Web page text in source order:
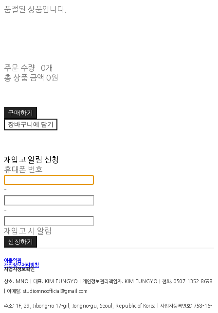
품절된 상품입니다.
주문 수량
0개
총 상품 금액 0원
구매하기
장바구니에 담기
재입고 알림 신청
휴대폰 번호
-
-
재입고 시 알림
신청하기
이용약관
개인정보처리방침
사업자정보확인
상호: MNO | 대표: KIM EUNGYO | 개인정보관리책임자: KIM EUNGYO | 전화: 0507-1352-8698
| 이메일: studiomnoofficial@gmail.com
주소: 1F, 29, Jibong-ro 17-gil, Jongno-gu, Seoul, Republic of Korea | 사업자등록번호: 758-16-